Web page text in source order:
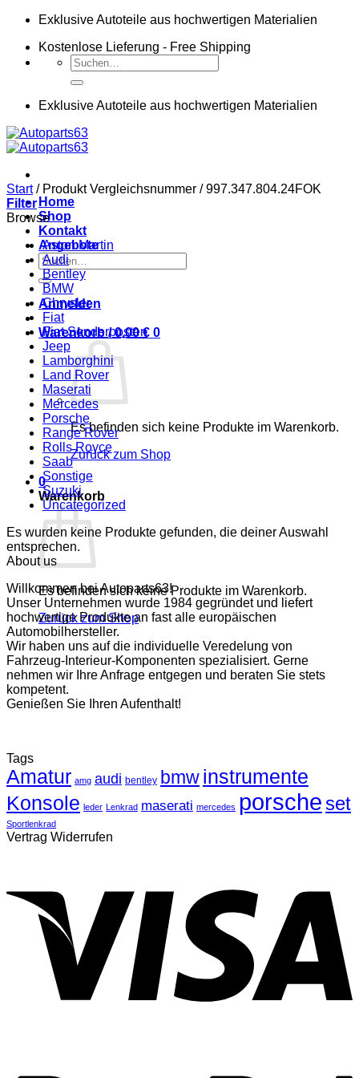
Zum
springen
Exklusive Autoteile aus hochwertigen Materialien
Kostenlose Lieferung - Free Shipping
Suchen
nach:
Exklusive Autoteile aus hochwertigen Materialien
Home
Shop
Kontakt
Angebote
Suchen
nach:
Anmelden
Warenkorb /0,00€ 0
Es befinden sich keine Produkte im Warenkorb.
Zurück zum Shop
0
Warenkorb
Es befinden sich keine Produkte im Warenkorb.
Zurück zum Shop
Start /Produkt Vergleichsnummer /997.347.804.24FOK
Filter
Browse
Aston Martin
Audi
Bentley
BMW
Chrysler
Fiat
Fiat Sonderposten
Jeep
Lamborghini
Land Rover
Maserati
Mercedes
Porsche
Range Rover
Rolls Royce
Saab
Sonstige
Suzuki
Uncategorized
Es wurden keine Produkte gefunden, die deiner Auswahl
entsprechen.
About us
Willkommen bei Autoparts63!
Unser Unternehmen wurde 1984 gegründet und liefert
hochwertige Produkte an fast alle europäischen
Automobilhersteller.
Wir haben uns auf die individuelle Veredelung von
Fahrzeug-Interieur-Komponenten spezialisiert. Gerne
nehmen wir Ihre Anfrage entgegen und beraten Sie stets
kompetent.
Genießen Sie Ihren Aufenthalt!
Tags
Amatur amg audi bentley bmwinstrumente
Konsole leder Lenkrad maserati mercedes porsche set
Sportlenkrad
Vertrag Widerrufen